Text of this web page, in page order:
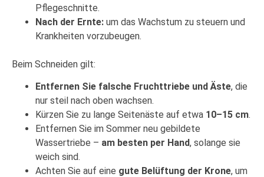
Pflegeschnitte.
Nach der Ernte: um das Wachstum zu steuern und
Krankheiten vorzubeugen.
Beim Schneiden gilt:
Entfernen Sie falsche Fruchttriebe und Äste, die
nur steil nach oben wachsen.
Kürzen Sie zu lange Seitenäste auf etwa 10–15 cm.
Entfernen Sie im Sommer neu gebildete
Wassertriebe – am besten per Hand, solange sie
weich sind.
Achten Sie auf eine gute Belüftung der Krone, um